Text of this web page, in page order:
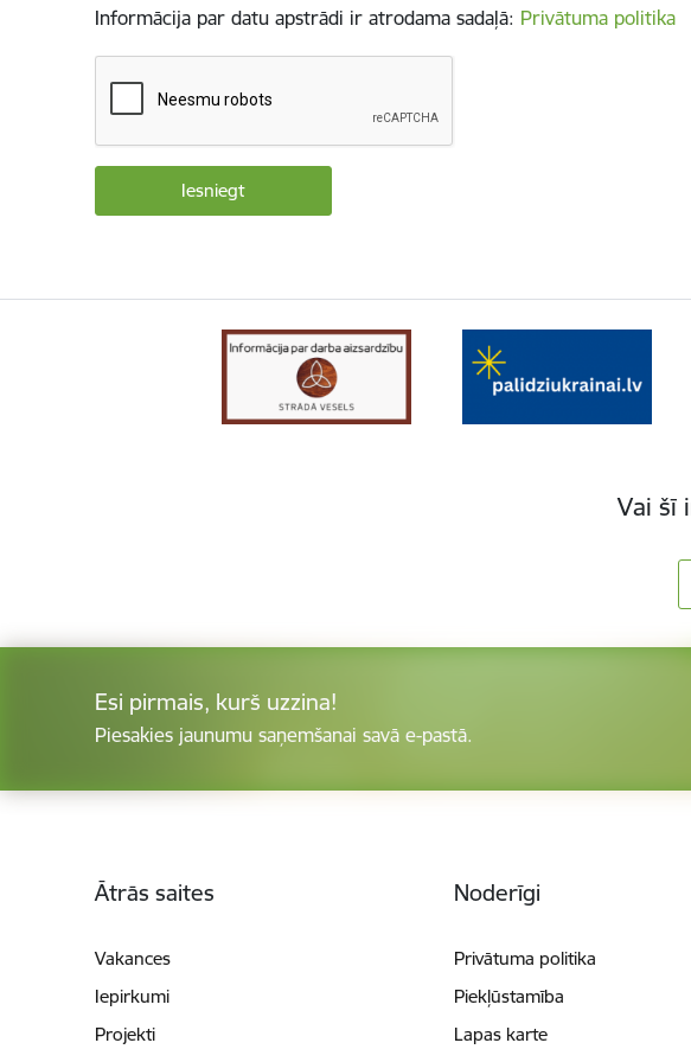
Informācija par datu apstrādi ir atrodama sadaļā: Privātuma politika
Vai šī
Esi pirmais, kurš uzzina!
Piesakies jaunumu saņemšanai savā e-pastā.
Ātrās saites
Vakances
Iepirkumi
Projekti
Noderīgi
Privātuma politika
Piekļūstamība
Lapas karte